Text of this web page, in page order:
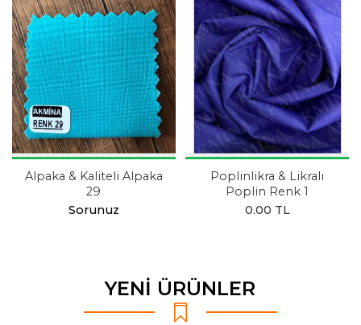
Alpaka & Kaliteli Alpaka
29
Sorunuz
Poplinlikra & Likralı
Poplin Renk 1
0.00 TL
YENİ ÜRÜNLER